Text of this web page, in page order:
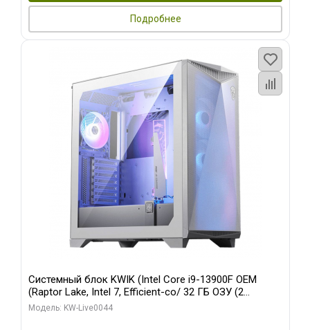
Подробнее
Системный блок KWIK (Intel Core i9-13900F OEM
(Raptor Lake, Intel 7, Efficient-co/ 32 ГБ ОЗУ (2
модуля)/ Gigabyte RTX5070Ti AERO OC 16GB GDDR7
Модель: KW-Live0044